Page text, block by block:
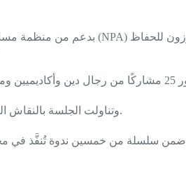
وتناولت الجلسة بالنقاش العلمي والمجتمعي واقع التغير المناخي في العراق، وكيفية بناء استراتيجيات محلية لمواجهته من خلال رفع الوعي وتشجيع السلوك البيئي المسؤول.
ضمن سلسلة من خمسين ندوة تُنفَّذ في